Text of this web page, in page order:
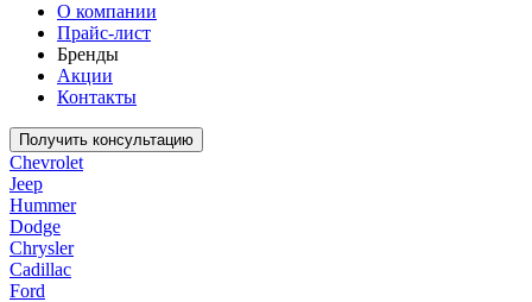
О компании
Прайс-лист
Бренды
Акции
Контакты
Получить консультацию
Chevrolet
Jeep
Hummer
Dodge
Chrysler
Cadillac
Ford